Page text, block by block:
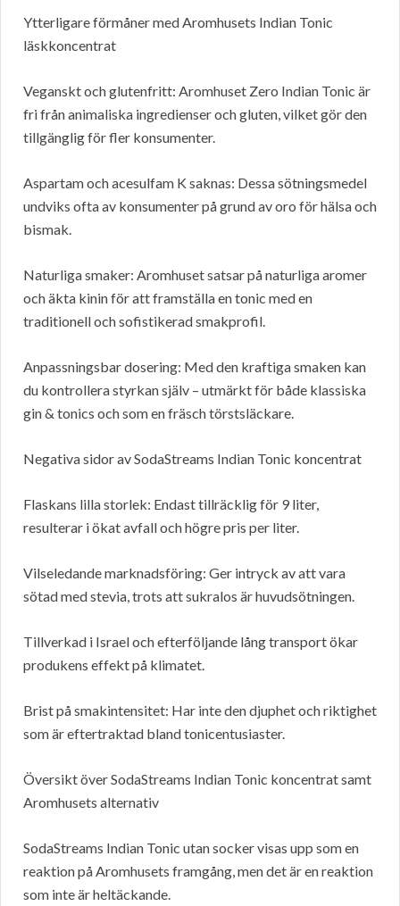
Ytterligare förmåner med Aromhusets Indian Tonic
läskkoncentrat
Veganskt och glutenfritt: Aromhuset Zero Indian Tonic är
fri från animaliska ingredienser och gluten, vilket gör den
tillgänglig för fler konsumenter.
Aspartam och acesulfam K saknas: Dessa sötningsmedel
undviks ofta av konsumenter på grund av oro för hälsa och
bismak.
Naturliga smaker: Aromhuset satsar på naturliga aromer
och äkta kinin för att framställa en tonic med en
traditionell och sofistikerad smakprofil.
Anpassningsbar dosering: Med den kraftiga smaken kan
du kontrollera styrkan själv – utmärkt för både klassiska
gin & tonics och som en fräsch törstsläckare.
Negativa sidor av SodaStreams Indian Tonic koncentrat
Flaskans lilla storlek: Endast tillräcklig för 9 liter,
resulterar i ökat avfall och högre pris per liter.
Vilseledande marknadsföring: Ger intryck av att vara
sötad med stevia, trots att sukralos är huvudsötningen.
Tillverkad i Israel och efterföljande lång transport ökar
produkens effekt på klimatet.
Brist på smakintensitet: Har inte den djuphet och riktighet
som är eftertraktad bland tonicentusiaster.
Översikt över SodaStreams Indian Tonic koncentrat samt
Aromhusets alternativ
SodaStreams Indian Tonic utan socker visas upp som en
reaktion på Aromhusets framgång, men det är en reaktion
som inte är heltäckande.